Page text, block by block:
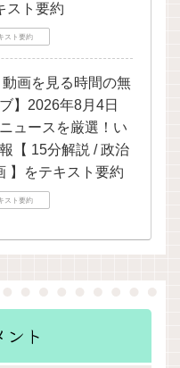
スト要約
スト要約
画を見る時間の無
】2026年8月4日
ュースを厳選！い
【 15分解説 / 政治
】をテキスト要約
スト要約
ト